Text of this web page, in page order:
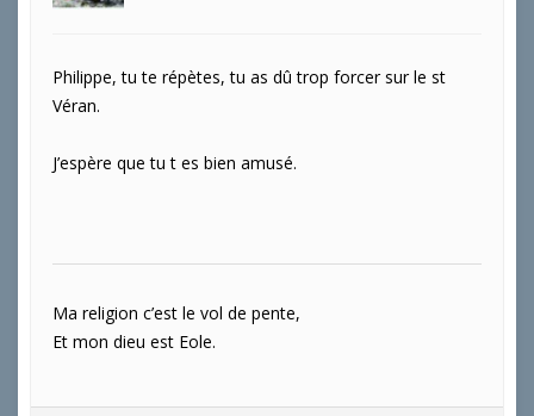
Philippe, tu te répètes, tu as dû trop forcer sur le st
Véran.
J’espère que tu t es bien amusé.
Ma religion c’est le vol de pente,
Et mon dieu est Eole.